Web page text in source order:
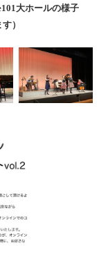
大ホールの様子
）